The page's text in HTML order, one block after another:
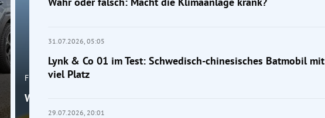
Frage der Mobilität
Wahr oder falsch: Macht die Klimaanlage krank?
31.07.2026, 05:05
Lynk & Co 01 im Test: Schwedisch-chinesisches Batmobil mit
viel Platz
29.07.2026, 20:01